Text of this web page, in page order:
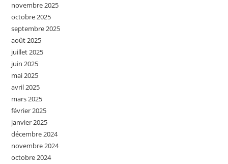
novembre 2025
octobre 2025
septembre 2025
août 2025
juillet 2025
juin 2025
mai 2025
avril 2025
mars 2025
février 2025
janvier 2025
décembre 2024
novembre 2024
octobre 2024